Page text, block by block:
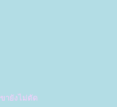
ายังไม่ตัด